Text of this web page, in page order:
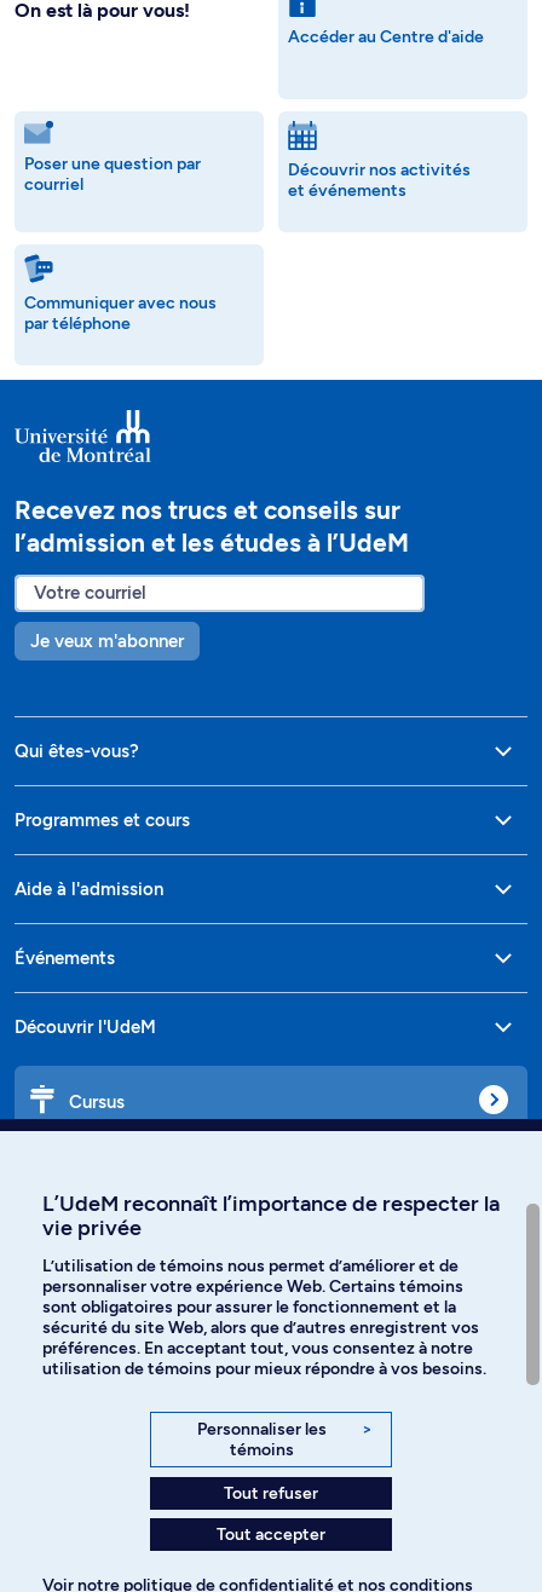
On est là pour vous!
Accéder au Centre d'aide
Poser une question par
courriel
Découvrir nos activités
et événements
Communiquer avec nous
par téléphone
Recevez nos trucs et conseils sur
l’admission et les études à l’UdeM
Je veux m'abonner
Qui êtes-vous?
Programmes et cours
Aide à l'admission
Événements
Découvrir l'UdeM
Cursus
Langues
Facebook Instagram
YouTube
Politique de confidentialité
L’UdeM reconnaît l’importance de respecter la
vie privée
L’utilisation de témoins nous permet d’améliorer et de
personnaliser votre expérience Web. Certains témoins
sont obligatoires pour assurer le fonctionnement et la
sécurité du site Web, alors que d’autres enregistrent vos
préférences. En acceptant tout, vous consentez à notre
utilisation de témoins pour mieux répondre à vos besoins.
Personnaliser les
témoins
>
Tout refuser
Tout accepter
Voir notre politique de confidentialitéet nos conditions